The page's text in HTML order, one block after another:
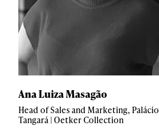
Ana Luiza Masagão
Head of Sales and Marketing, Palácio
Tangará | Oetker Collection